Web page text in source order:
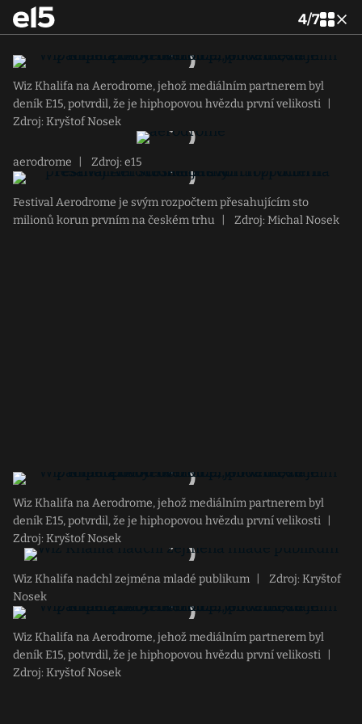
4/7
Wiz Khalifa na Aerodrome, jehož mediálním partnerem byl
deník E15, potvrdil, že je hiphopovou hvězdu první velikosti
Zdroj: Kryštof Nosek
aerodrome Zdroj: e15
Festival Aerodrome je svým rozpočtem přesahujícím sto
milionů korun prvním na českém trhu
Zdroj: Michal Nosek
Wiz Khalifa na Aerodrome, jehož mediálním partnerem byl
deník E15, potvrdil, že je hiphopovou hvězdu první velikosti
Zdroj: Kryštof Nosek
Wiz Khalifa nadchl zejména mladé publikum
Zdroj: Kryštof
Nosek
Wiz Khalifa na Aerodrome, jehož mediálním partnerem byl
deník E15, potvrdil, že je hiphopovou hvězdu první velikosti
Zdroj: Kryštof Nosek